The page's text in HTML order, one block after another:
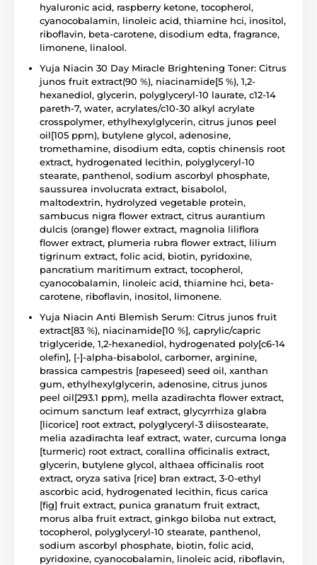
hyaluronic acid, raspberry ketone, tocopherol,
cyanocobalamin, linoleic acid, thiamine hci, inositol,
riboflavin, beta-carotene, disodium edta, fragrance,
limonene, linalool.
Yuja Niacin 30 Day Miracle Brightening Toner: Citrus
junos fruit extract(90 %), niacinamide[5 %), 1,2-
hexanediol, glycerin, polyglyceryl-10 laurate, c12-14
pareth-7, water, acrylates/c10-30 alkyl acrylate
crosspolymer, ethylhexylglycerin, citrus junos peel
oil[105 ppm), butylene glycol, adenosine,
tromethamine, disodium edta, coptis chinensis root
extract, hydrogenated lecithin, polyglyceryl-10
stearate, panthenol, sodium ascorbyl phosphate,
saussurea involucrata extract, bisabolol,
maltodextrin, hydrolyzed vegetable protein,
sambucus nigra flower extract, citrus aurantium
dulcis (orange) flower extract, magnolia liliflora
flower extract, plumeria rubra flower extract, lilium
tigrinum extract, folic acid, biotin, pyridoxine,
pancratium maritimum extract, tocopherol,
cyanocobalamin, linoleic acid, thiamine hci, beta-
carotene, riboflavin, inositol, limonene.
Yuja Niacin Anti Blemish Serum: Citrus junos fruit
extract[83 %), niacinamide[10 %], caprylic/capric
triglyceride, 1,2-hexanediol, hydrogenated poly[c6-14
olefin], [-]-alpha-bisabolol, carbomer, arginine,
brassica campestris [rapeseed) seed oil, xanthan
gum, ethylhexylglycerin, adenosine, citrus junos
peel oil[293.1 ppm), mella azadirachta flower extract,
ocimum sanctum leaf extract, glycyrrhiza glabra
[licorice] root extract, polyglyceryl-3 diisostearate,
melia azadirachta leaf extract, water, curcuma longa
[turmeric) root extract, corallina officinalis extract,
glycerin, butylene glycol, althaea officinalis root
extract, oryza sativa [rice] bran extract, 3-0-ethyl
ascorbic acid, hydrogenated lecithin, ficus carica
[fig] fruit extract, punica granatum fruit extract,
morus alba fruit extract, ginkgo biloba nut extract,
tocopherol, polyglyceryl-10 stearate, panthenol,
sodium ascorbyl phosphate, biotin, folic acid,
pyridoxine, cyanocobalamin, linoleic acid, riboflavin,